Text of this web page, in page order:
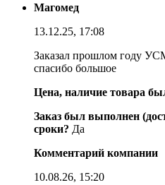
Магомед
13.12.25, 17:08
Заказал прошлом году
спасибо большое
Цена, наличие товара
Заказ был выполнен
сроки? Да
Комментарий компании
10.08.26, 15:20